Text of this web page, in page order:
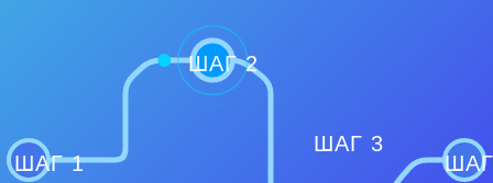
ШАГ 1
ШАГ 2
ШАГ 3